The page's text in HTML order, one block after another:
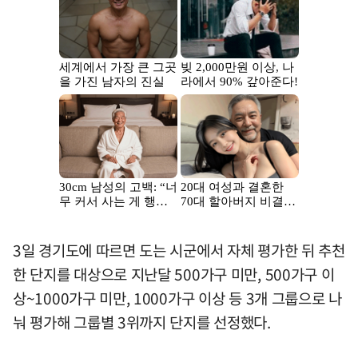
3일 경기도에 따르면 도는 시군에서 자체 평가한 뒤 추천
한 단지를 대상으로 지난달 500가구 미만, 500가구 이
상~1000가구 미만, 1000가구 이상 등 3개 그룹으로 나
눠 평가해 그룹별 3위까지 단지를 선정했다.